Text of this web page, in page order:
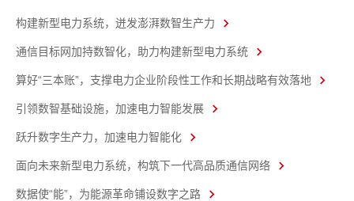
构建新型电力系统，迸发澎湃数智生产力
通信目标网加持数智化，助力构建新型电力系统
算好“三本账”，支撑电力企业阶段性工作和长期战略有效落地
引领数智基础设施，加速电力智能发展
跃升数字生产力，加速电力智能化
面向未来新型电力系统，构筑下一代高品质通信网络
数据使“能”，为能源革命铺设数字之路